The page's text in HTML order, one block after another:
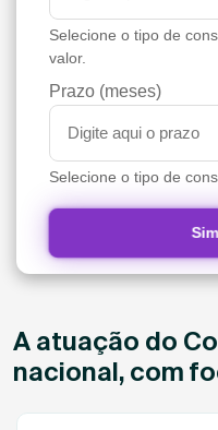
Selecione o tipo de
valor.
Prazo (meses)
Selecione o tipo de
A atuação do
nacional, com